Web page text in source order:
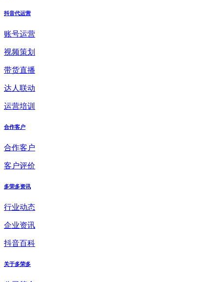
抖音代运营
账号运营
视频策划
带货直播
达人联动
运营培训
合作客户
合作客户
客户评价
多荣多资讯
行业动态
企业资讯
抖音百科
关于多荣多